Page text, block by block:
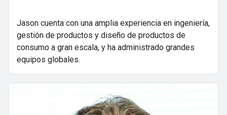
Jason cuenta con una amplia experiencia en ingeniería,
gestión de productos y diseño de productos de
consumo a gran escala, y ha administrado grandes
equipos globales.